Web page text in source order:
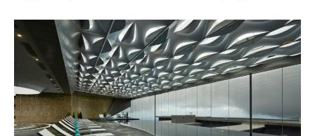
High Rise
Landed
Video
Beli Di Mana
Buat Sendiri
Ilham Impiana